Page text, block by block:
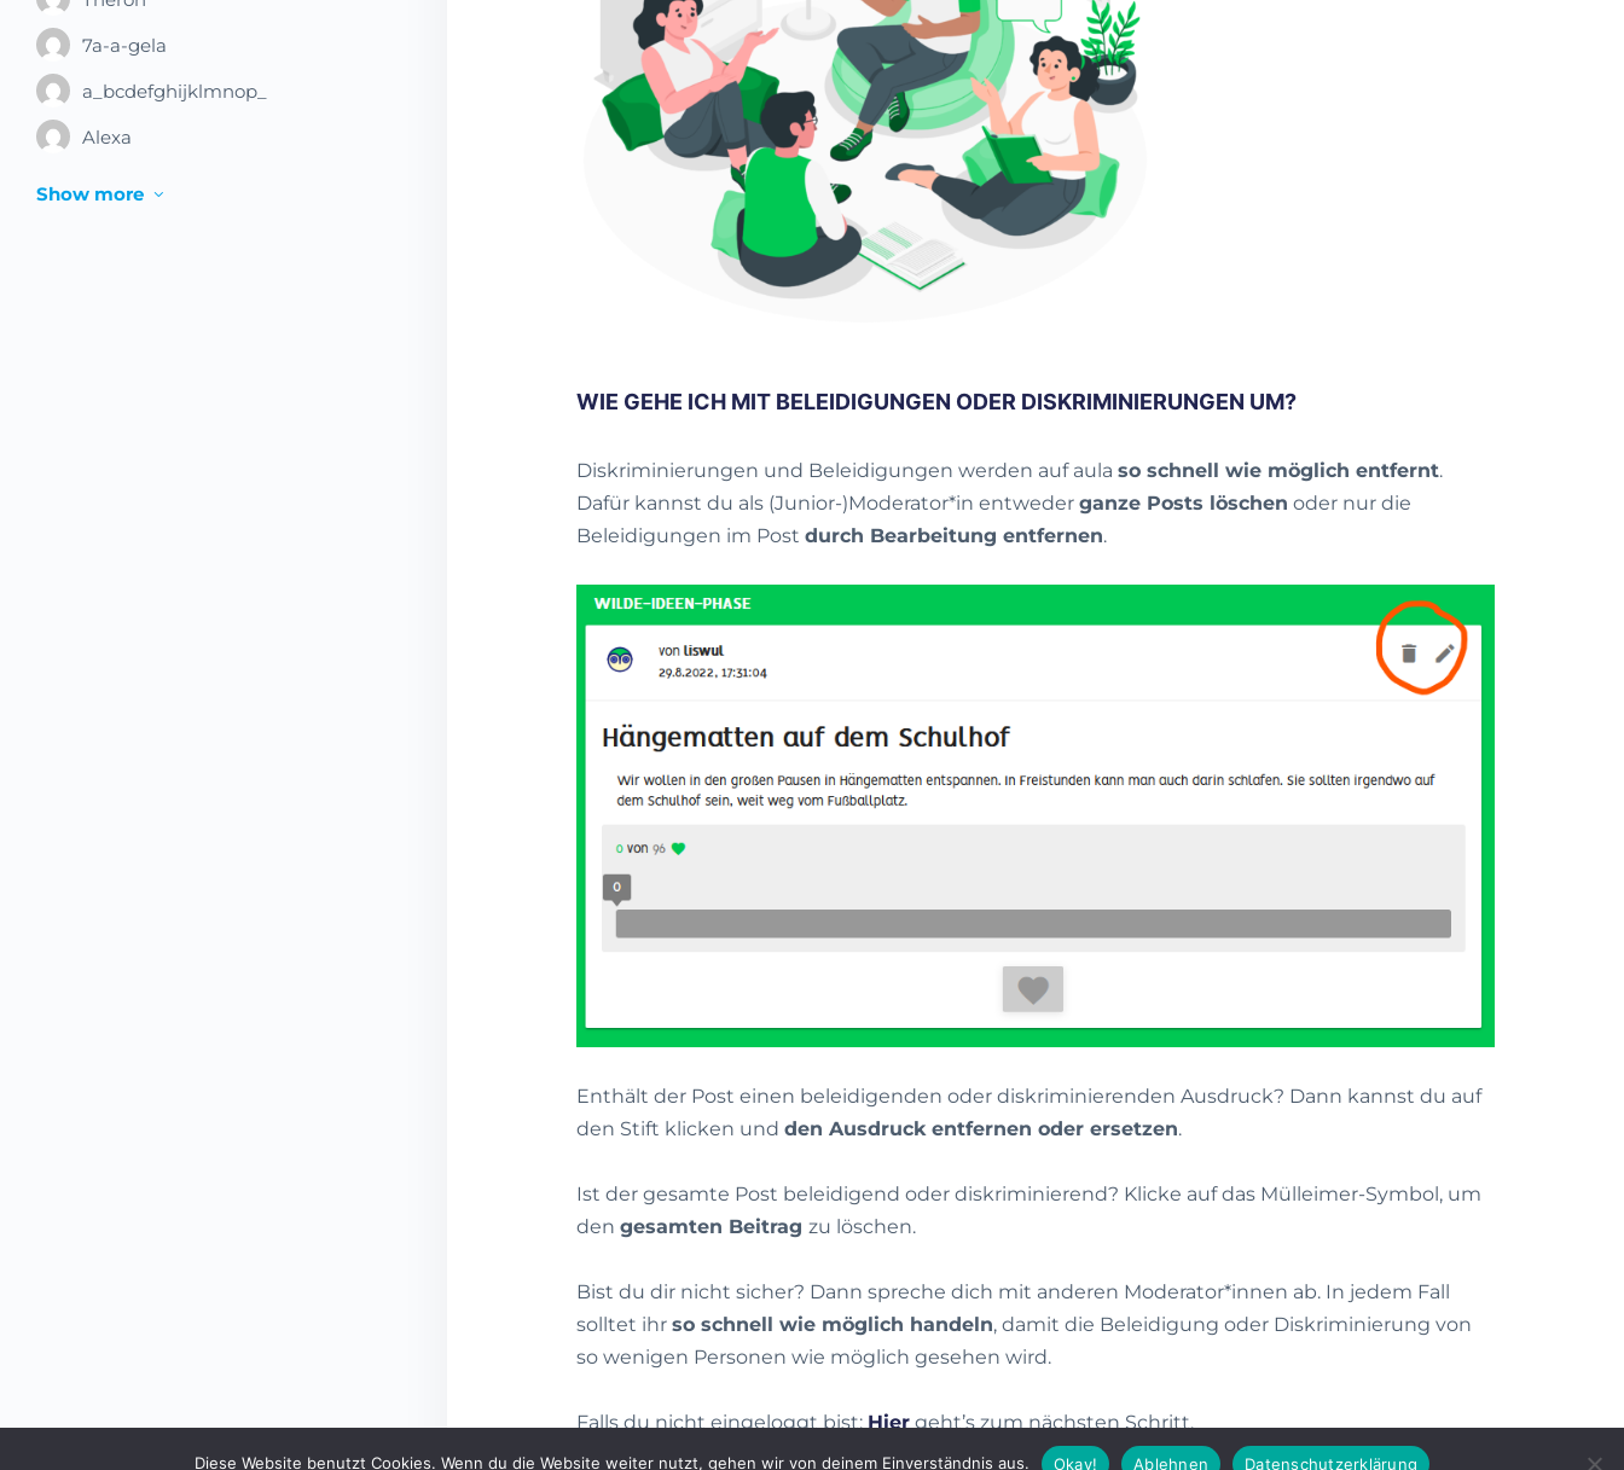
7a-a-gela
a_bcdefghijklmnop_
Alexa
Show more
WIE GEHE ICH MIT BELEIDIGUNGEN ODER DISKRIMINIERUNGEN UM?
Diskriminierungen und Beleidigungen werden auf aula so schnell wie möglich entfernt.
Dafür kannst du als (Junior-)Moderator*in entweder ganze Posts löschen oder nur die
Beleidigungen im Post durch Bearbeitung entfernen.
Enthält der Post einen beleidigenden oder diskriminierenden Ausdruck? Dann kannst du auf
den Stift klicken und den Ausdruck entfernen oder ersetzen.
Ist der gesamte Post beleidigend oder diskriminierend? Klicke auf das Mülleimer-Symbol, um
den gesamten Beitrag zu löschen.
Bist du dir nicht sicher? Dann spreche dich mit anderen Moderator*innen ab. In jedem Fall
solltet ihr so schnell wie möglich handeln, damit die Beleidigung oder Diskriminierung von
so wenigen Personen wie möglich gesehen wird.
Falls du nicht eingeloggt bist:Hiergeht’s zum nächsten Schritt.
Diese Website benutzt Cookies. Wenn du die Website weiter nutzt, gehen wir von deinem Einverständnis aus. Okay! Ablehnen Datenschutzerklärung